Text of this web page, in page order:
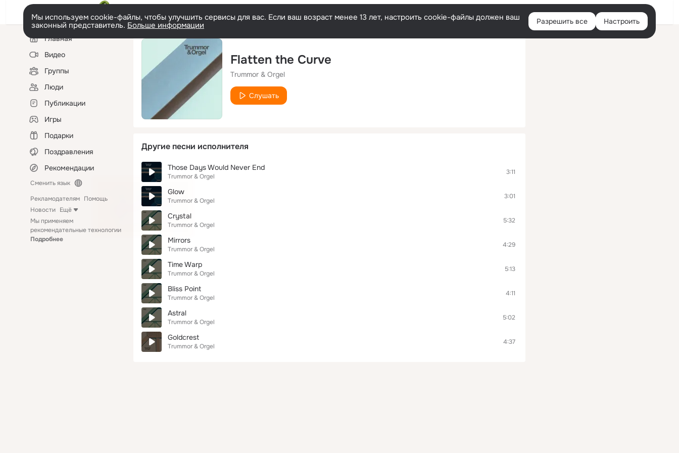
Войти
Мы используем cookie-файлы, чтобы улучшить сервисы для вас. Если ваш возраст менее 13 лет, настроить cookie-файлы должен ваш
законный представитель. Больше информации Разрешить все Настроить
Левая
колонкаГлавная
Видео
Группы
Люди
Публикации
Игры
Подарки
Поздравления
Рекомендации
Сменить язык
Рекламодателям Помощь
Новости Ещё
Мы применяем
рекомендательные технологии
Подробнее
Flatten the Curve
Trummor & Orgel
Слушать
Другие песни исполнителя
Those Days Would Never End
Trummor & Orgel
3:11
Glow
Trummor & Orgel
3:01
Crystal
Trummor & Orgel
5:32
Mirrors
Trummor & Orgel
4:29
Time Warp
Trummor & Orgel
5:13
Bliss Point
Trummor & Orgel
4:11
Astral
Trummor & Orgel
5:02
Goldcrest
Trummor & Orgel
4:37